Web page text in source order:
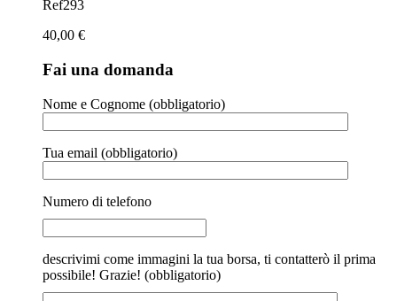
Ref293
40,00 €
Fai una domanda
Nome e Cognome (obbligatorio)
Tua email (obbligatorio)
Numero di telefono
descrivimi come immagini la tua borsa, ti contatterò il prima
possibile! Grazie! (obbligatorio)